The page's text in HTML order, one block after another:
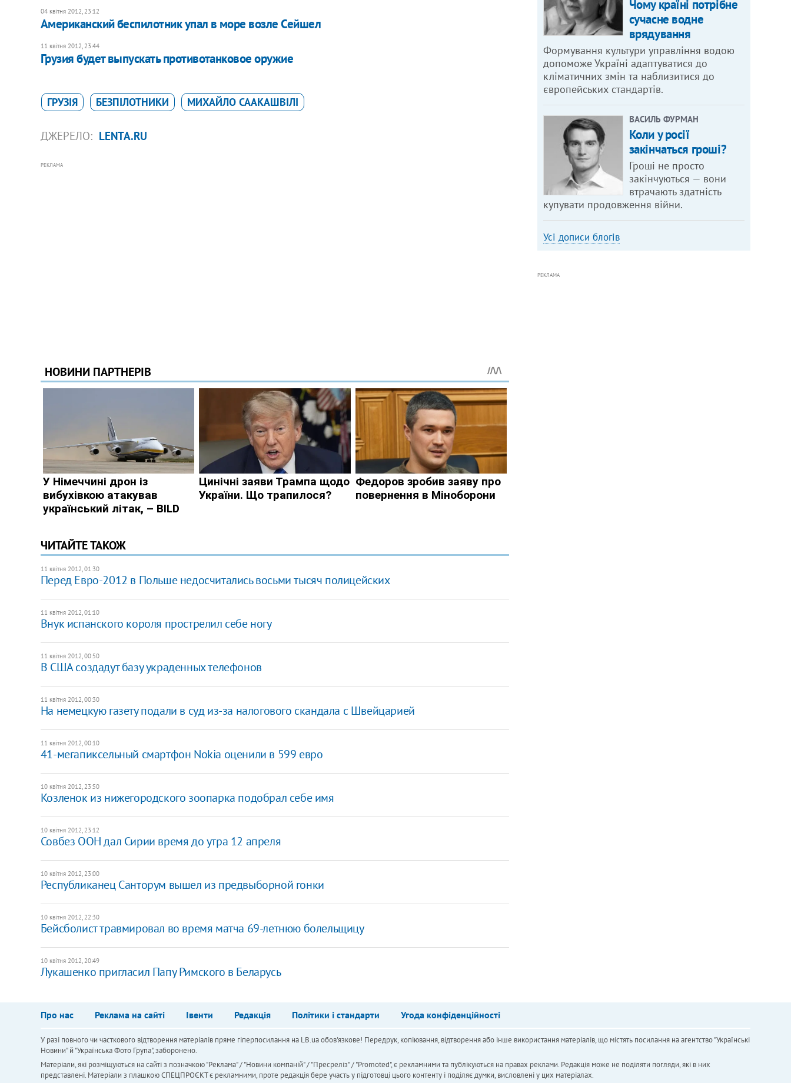
04 квітня 2012, 23:12
Американский беспилотник упал в море возле Сейшел
11 квітня 2012, 23:44
Грузия будет выпускать противотанковое оружие
ГРУЗІЯ БЕЗПІЛОТНИКИ МИХАЙЛО СААКАШВІЛІ
ДЖЕРЕЛО: LENTA.RU
РЕКЛАМА
ЧИТАЙТЕ ТАКОЖ
11 квітня 2012, 01:30
Перед Евро-2012 в Польше недосчитались восьми тысяч полицейских
11 квітня 2012, 01:10
Внук испанского короля прострелил себе ногу
11 квітня 2012, 00:50
В США создадут базу украденных телефонов
11 квітня 2012, 00:30
На немецкую газету подали в суд из-за налогового скандала с Швейцарией
11 квітня 2012, 00:10
41-мегапиксельный смартфон Nokia оценили в 599 евро
10 квітня 2012, 23:50
Козленок из нижегородского зоопарка подобрал себе имя
10 квітня 2012, 23:12
Совбез ООН дал Сирии время до утра 12 апреля
10 квітня 2012, 23:00
Республиканец Санторум вышел из предвыборной гонки
10 квітня 2012, 22:30
Бейсболист травмировал во время матча 69-летнюю болельщицу
10 квітня 2012, 20:49
Лукашенко пригласил Папу Римского в Беларусь
Чому країні потрібне
сучасне водне
врядування
Формування культури управління водою
допоможе Україні адаптуватися до
кліматичних змін та наблизитися до
європейських стандартів.
ВАСИЛЬ ФУРМАН
Коли у росії
закінчаться гроші?
Гроші не просто
закінчуються — вони
втрачають здатність
купувати продовження війни.
Усі дописи блогів
РЕКЛАМА
Про нас Реклама на сайті Івенти Редакція Політики і стандарти Угода конфіденційності
У разі повного чи часткового відтворення матеріалів пряме гіперпосилання на LB.ua обов'язкове! Передрук, копіювання, відтворення або інше використання матеріалів, що містять посилання на агентство "Українськi
Новини" й "Українська Фото Група", заборонено.
Матеріали, які розміщуються на сайті з позначкою "Реклама" / "Новини компаній" / "Пресреліз" / "Promoted", є рекламними та публікуються на правах реклами. Редакція може не поділяти погляди, які в них
представлені. Матеріали з плашкою СПЕЦПРОЄКТ є рекламними, проте редакція бере участь у підготовці цього контенту і поділяє думки, висловлені у цих матеріалах.